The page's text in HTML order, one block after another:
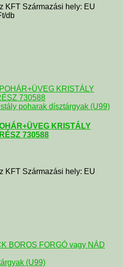
KFT Származási hely: EU
db
poharak dísztárgyak (U99)
KRISTÁLY
730588
KFT Származási hely: EU
(U99)